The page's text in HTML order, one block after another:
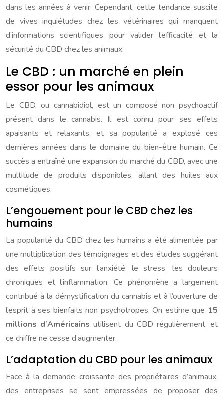
dans les années à venir. Cependant, cette tendance suscite
de vives inquiétudes chez les vétérinaires qui manquent
d’informations scientifiques pour valider l’efficacité et la
sécurité du CBD chez les animaux.
Le CBD : un marché en plein
essor pour les animaux
Le CBD, ou cannabidiol, est un composé non psychoactif
présent dans le cannabis. Il est connu pour ses effets
apaisants et relaxants, et sa popularité a explosé ces
dernières années dans le domaine du bien-être humain. Ce
succès a entraîné une expansion du marché du CBD, avec une
multitude de produits disponibles, allant des huiles aux
cosmétiques.
L’engouement pour le CBD chez les
humains
La popularité du CBD chez les humains a été alimentée par
une multiplication des témoignages et des études suggérant
des effets positifs sur l’anxiété, le stress, les douleurs
chroniques et l’inflammation. Ce phénomène a largement
contribué à la démystification du cannabis et à l’ouverture de
l’esprit à ses bienfaits non psychotropes. On estime que 15
millions d’Américainsutilisent du CBD régulièrement, et
ce chiffre ne cesse d’augmenter.
L’adaptation du CBD pour les animaux
Face à la demande croissante des propriétaires d’animaux,
des entreprises se sont empressées de proposer des